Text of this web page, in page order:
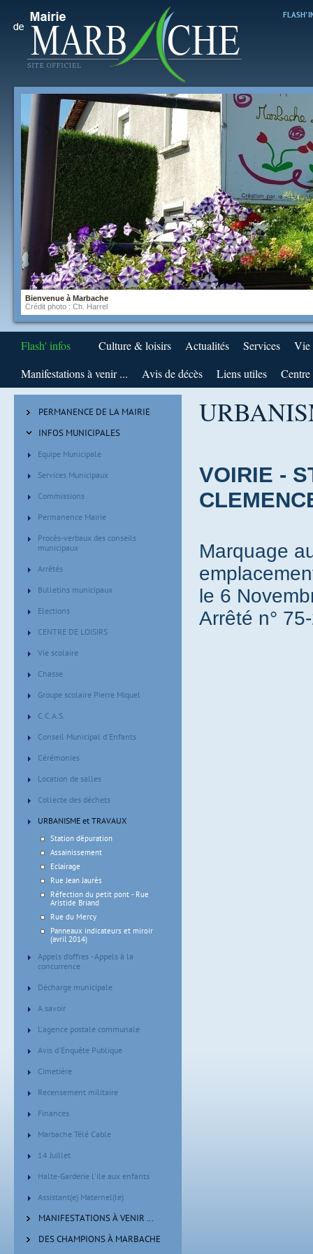
FLASH'
Bienvenue à Marbache
Crédit photo : Ch. Harrel
Flash' infos Culture & loisirs Actualités Services
Vie
Manifestations à venir ...
Avis de décès Liens utiles
PERMANENCE DE LA MAIRIE
INFOS MUNICIPALES
Equipe Municipale
Services Municipaux
Commissions
Permanence Mairie
Procès-verbaux des conseils
municipaux
Arrêtés
Bulletins municipaux
Elections
CENTRE DE LOISIRS
Vie scolaire
Chasse
Groupe scolaire Pierre Miquel
C.C.A.S.
Conseil Municipal d'Enfants
Cérémonies
Location de salles
Collecte des déchets
URBANISME et TRAVAUX
Station d'épuration
Assainissement
Eclairage
Rue Jean Jaurès
Réfection du petit pont - Rue
Aristide Briand
Rue du Mercy
Panneaux indicateurs et miroir
(avril 2014)
Appels d'offres - Appels à la
concurrence
Décharge municipale
A savoir
L'agence postale communale
Avis d'Enquête Publique
Cimetière
Recensement militaire
Finances
Marbache Télé Cable
14 Juillet
Halte-Garderie l'ile aux enfants
Assistant(e) Maternel(le)
MANIFESTATIONS À VENIR ...
DES CHAMPIONS À MARBACHE
VOIRIE -
Marquage
le 6
Arrêté n°